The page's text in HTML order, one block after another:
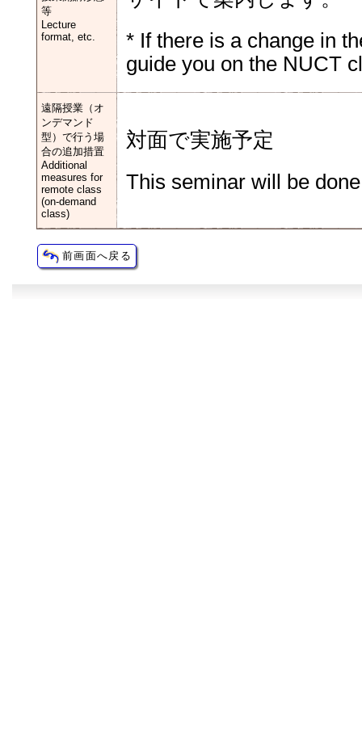
等
Lecture
format, etc.
* If there is a change in
guide you on the NUCT
遠隔授業（オ
ンデマンド
型）で行う場
合の追加措置
Additional
measures for
remote class
(on-demand
class)
対面で実施予定
This seminar will be